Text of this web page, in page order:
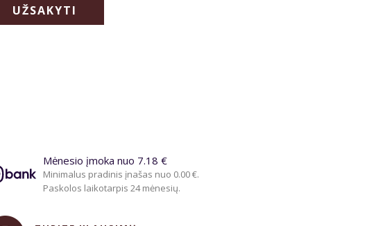
UŽSAKYTI
Mėnesio įmoka nuo 7.18 €
Minimalus pradinis įnašas nuo 0.00 €.
Paskolos laikotarpis 24 mėnesių.